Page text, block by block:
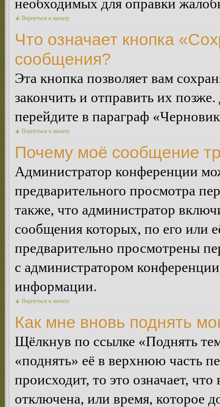
необходимых для оправки
Вернуться к началу
Что означает кнопка
сообщения?
Эта кнопка позволяет вам
закончить и отправить их
перейдите в параграф
Вернуться к началу
Почему моё сообщение
Администратор конференции
предварительного просмотра
также, что администратор
сообщения которых, по его или
предварительно просмотрены
с администратором
информации.
Вернуться к началу
Как мне вновь поднять
Щёлкнув по ссылке «Поднять
«поднять» её в верхнюю часть
происходит, то это означает,
отключена, или время, которое